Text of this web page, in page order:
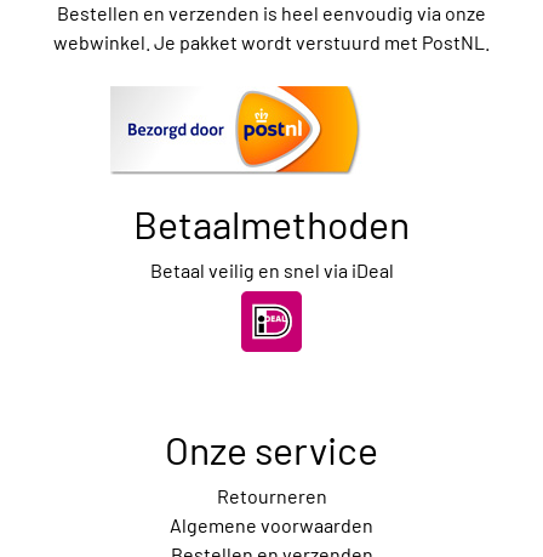
Bestellen en verzenden is heel eenvoudig via onze
webwinkel. Je pakket wordt verstuurd met PostNL.
Betaalmethoden
Betaal veilig en snel via iDeal
Onze service
Retourneren
Algemene voorwaarden